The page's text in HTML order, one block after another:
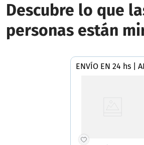
Descubre lo que
personas están
ENVÍO EN 24 hs |